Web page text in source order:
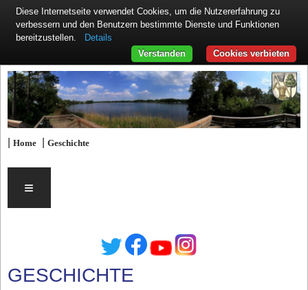
|Home |Geschichte
≡
GESCHICHTE
Diese Internetseite verwendet Cookies, um die Nutzererfahrung zu
verbessern und den Benutzern bestimmte Dienste und Funktionen
bereitzustellen.
Details
Cookies verbieten
Verstanden